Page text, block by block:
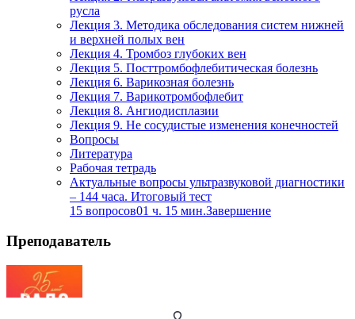
русла
Лекция 3. Методика обследования систем нижней
и верхней полых вен
Лекция 4. Тромбоз глубоких вен
Лекция 5. Посттромбофлебитическая болезнь
Лекция 6. Варикозная болезнь
Лекция 7. Варикотромбофлебит
Лекция 8. Ангиодисплазии
Лекция 9. Не сосудистые изменения конечностей
Вопросы
Литература
Рабочая тетрадь
Актуальные вопросы ультразвуковой диагностики
– 144 часа. Итоговый тест
15 вопросов01 ч. 15 мин.Завершение
Преподаватель